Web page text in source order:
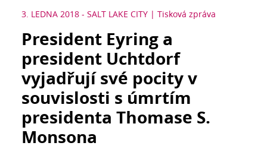
3. LEDNA 2018 - SALT LAKE CITY Tisková zpráva
President Eyring a
president Uchtdorf
vyjadřují své pocity v
souvislosti s úmrtím
presidenta Thomase S.
Monsona